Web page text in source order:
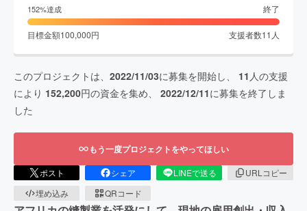
152%達成 終了
目標金額100,000円 支援者数11 人
このプロジェクトは、 2022/11/03に募集を開始し、 11 人の支援
により 152,200円の資金を集め、 2022/12/11に募集を終了しま
した
もう一度プロジェクトをやってほしい
ポスト シェア LINEで送る
URLコピー
埋め込み
QRコード